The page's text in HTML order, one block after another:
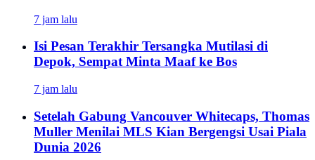
7 jam lalu
Isi Pesan Terakhir Tersangka Mutilasi di
Depok, Sempat Minta Maaf ke Bos
7 jam lalu
Setelah Gabung Vancouver Whitecaps, Thomas
Muller Menilai MLS Kian Bergengsi Usai Piala
Dunia 2026